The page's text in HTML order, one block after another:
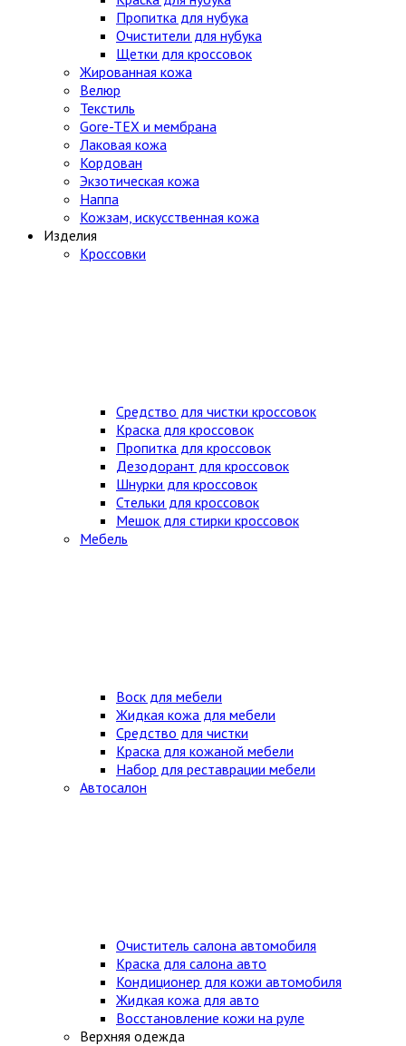
Пропитка для нубука
Очистители для нубука
Щетки для кроссовок
Жированная кожа
Велюр
Текстиль
Gore-TEX и мембрана
Лаковая кожа
Кордован
Экзотическая кожа
Наппа
Кожзам, искусственная кожа
Изделия
Кроссовки
Средство для чистки кроссовок
Краска для кроссовок
Пропитка для кроссовок
Дезодорант для кроссовок
Шнурки для кроссовок
Стельки для кроссовок
Мешок для стирки кроссовок
Мебель
Воск для мебели
Жидкая кожа для мебели
Средство для чистки
Краска для кожаной мебели
Набор для реставрации мебели
Автосалон
Очиститель салона автомобиля
Краска для салона авто
Кондиционер для кожи автомобиля
Жидкая кожа для авто
Восстановление кожи на руле
Верхняя одежда